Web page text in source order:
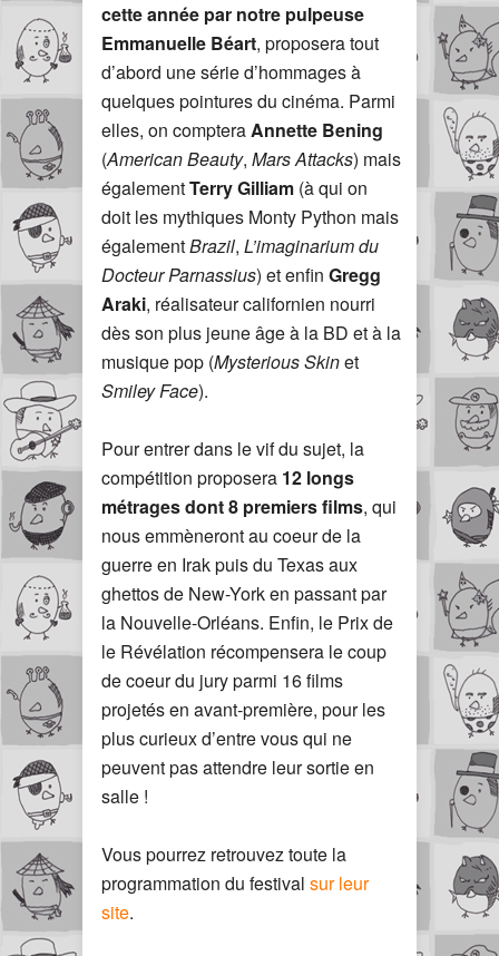
cette année par notre pulpeuse
Emmanuelle Béart, proposera tout
d’abord une série d’hommages à
quelques pointures du cinéma. Parmi
elles, on compteraAnnette Bening
(American Beauty, Mars Attacks) mais
égalementTerry Gilliam (à qui on
doit les mythiques Monty Python mais
égalementBrazil, L’imaginarium du
Docteur Parnassius) et enfin Gregg
Araki, réalisateur californien nourri
dès son plus jeune âge à la BD et à la
musique pop (Mysterious Skinet
Smiley Face).
Pour entrer dans le vif du sujet, la
compétition proposera 12 longs
métrages dont 8 premiers films, qui
nous emmèneront au coeur de la
guerre en Irak puis du Texas aux
ghettos de New-York en passant par
la Nouvelle-Orléans. Enfin, le Prix de
le Révélation récompensera le coup
de coeur du jury parmi 16 films
projetés en avant-première, pour les
plus curieux d’entre vous qui ne
peuvent pas attendre leur sortie en
salle !
Vous pourrez retrouvez toute la
programmation du festival sur leur
site.